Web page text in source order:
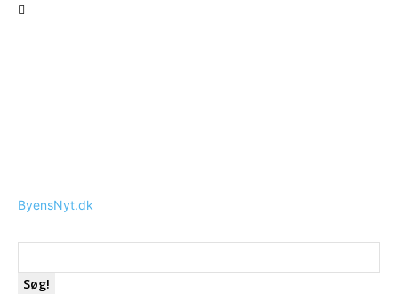
ByensNyt.dk
Søg!